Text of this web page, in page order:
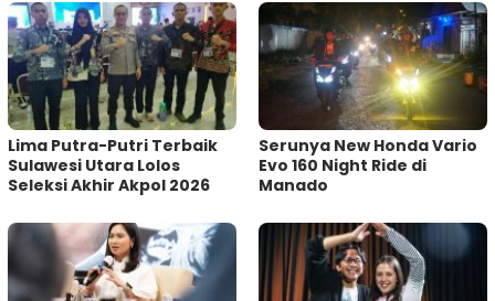
Lima Putra-Putri Terbaik
Sulawesi Utara Lolos
Seleksi Akhir Akpol 2026
Serunya New Honda Vario
Evo 160 Night Ride di
Manado